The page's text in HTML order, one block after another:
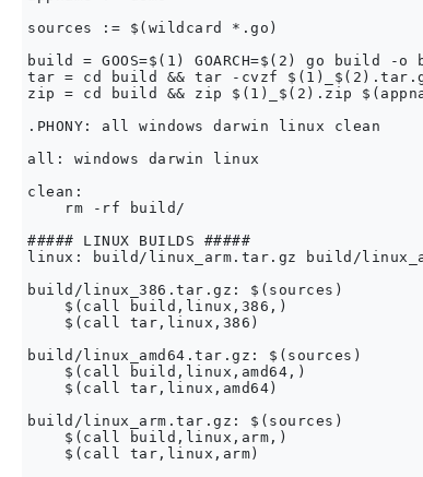
sources := $(wildcard *.go)
build = GOOS=$(1) GOARCH=$(2) go build -o
tar = cd build && tar -cvzf $(1)_$(2).tar.gz
zip = cd build && zip $(1)_$(2).zip
.PHONY: all windows darwin linux clean
all: windows darwin linux
clean:
    rm -rf build/
##### LINUX BUILDS #####
linux: build/linux_arm.tar.gz build/
build/linux_386.tar.gz: $(sources)
    $(call build,linux,386,)
    $(call tar,linux,386)
build/linux_amd64.tar.gz: $(sources)
    $(call build,linux,amd64,)
    $(call tar,linux,amd64)
build/linux_arm.tar.gz: $(sources)
    $(call build,linux,arm,)
    $(call tar,linux,arm)